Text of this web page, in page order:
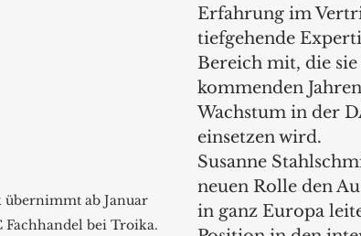
übernimmt ab Januar
Fachhandel bei Troika.
Erfahrung im
tiefgehende
Bereich mit, die
kommenden
Wachstum in der
einsetzen wird.
Susanne
neuen Rolle den
in ganz Europa